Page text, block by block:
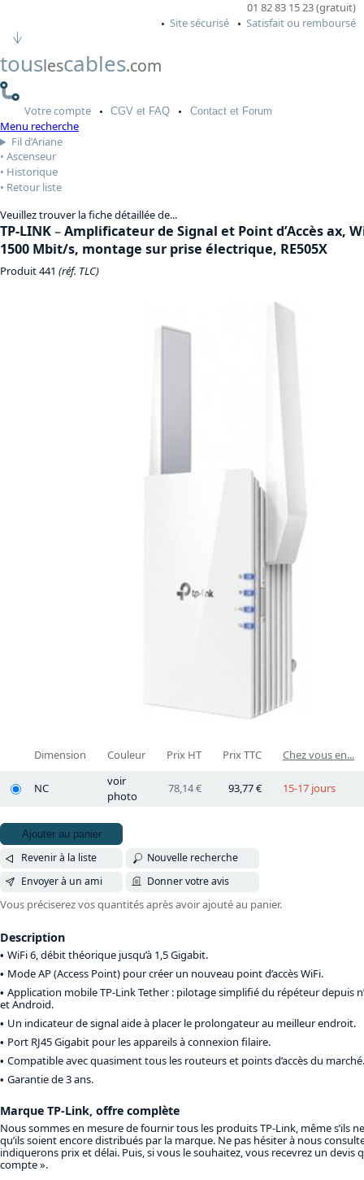
01 82 83 15 23 (gratuit)
Site sécurisé
Satisfait ou remboursé
touslescables.com
Votrecompte CGV et FAQ Contactet Forum
Menu recherche
Fil d’Ariane
Ascenseur
Historique
Retour liste
Veuillez trouver la fiche détaillée de...
TP-LINK–Amplificateur de Signal et Point d’Accès ax,
1500 Mbit/s, montage sur prise électrique, RE505X
Produit 441 (réf. TLC)
Dimension Couleur Prix HT Prix TTC Chez vous en...
NC
voir
photo
78,14 € 93,77 € 15-17 jours
Ajouter au panier
Revenir à la liste
Nouvelle recherche
Envoyer à un ami
Donner votre avis
Vous préciserez vos quantités après avoir ajouté au panier.
Description
WiFi 6, débit théorique jusqu’à 1,5 Gigabit.
Mode AP (Access Point) pour créer un nouveau point d’accès WiFi.
Application mobile TP-Link Tether : pilotage simplifié du répéteur depuis
et Android.
Un indicateur de signal aide à placer le prolongateur au meilleur endroit.
Port RJ45 Gigabit pour les appareils à connexion filaire.
Compatible avec quasiment tous les routeurs et points d’accès du marché.
Garantie de 3 ans.
Marque TP-Link, offre complète
Nous sommes en mesure de fournir tous les produits TP-Link, même s’ils
qu’ils soient encore distribués par la marque. Ne pas hésiter à nous
indiquerons prix et délai. Puis, si vous le souhaitez, vous recevrez un devis
compte ».